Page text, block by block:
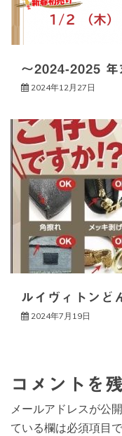
～2024-2025 年
2024年12月27日
ルイヴィトンど
2024年7月19日
コメントを
メールアドレスが公
ている欄は必須項目